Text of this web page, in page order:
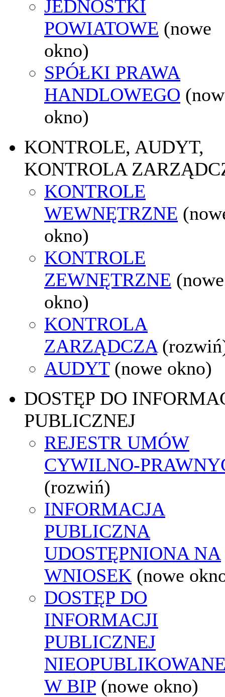
JEDNOSTKI
POWIATOWE (nowe
okno)
SPÓŁKI PRAWA
HANDLOWEGO
okno)
KONTROLE, AUDYT,
KONTROLA
KONTROLE
WEWNĘTRZNE
okno)
KONTROLE
ZEWNĘTRZNE (nowe
okno)
KONTROLA
ZARZĄDCZA
AUDYT (nowe okno)
DOSTĘP DO
PUBLICZNEJ
REJESTR UMÓW
CYWILNO-
(rozwiń)
INFORMACJA
PUBLICZNA
UDOSTĘPNIONA NA
WNIOSEK (nowe
DOSTĘP DO
INFORMACJI
PUBLICZNEJ
W BIP (nowe okno)